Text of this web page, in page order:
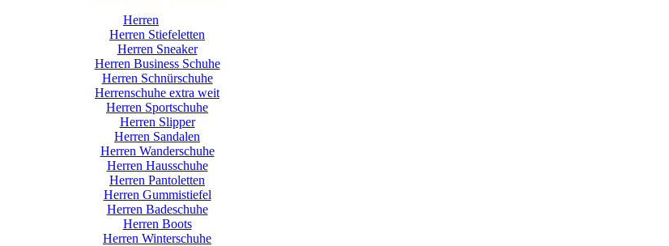
Herren
Herren Stiefeletten
Herren Sneaker
Herren Business Schuhe
Herren Schnürschuhe
Herrenschuhe extra weit
Herren Sportschuhe
Herren Slipper
Herren Sandalen
Herren Wanderschuhe
Herren Hausschuhe
Herren Pantoletten
Herren Gummistiefel
Herren Badeschuhe
Herren Boots
Herren Winterschuhe